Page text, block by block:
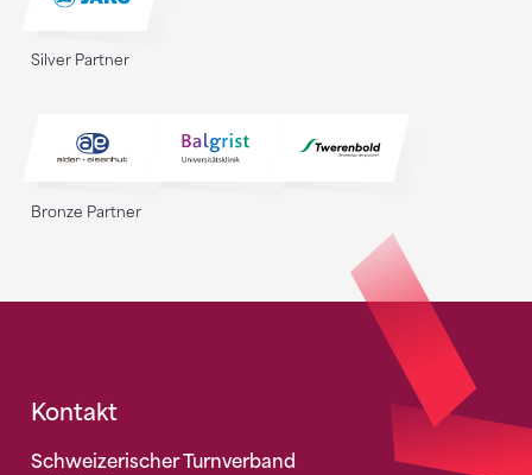
Silver Partner
Bronze Partner
Fusszeile
Kontakt
Schweizerischer Turnverband